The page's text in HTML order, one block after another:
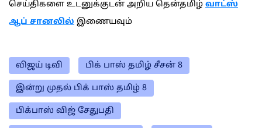
செய்திகளை உடனுக்குடன் அறிய தென்தமிழ் வாட்ஸ்
ஆப் சானலில் இணையவும்
விஜய் டிவி பிக் பாஸ் தமிழ் சீசன் 8
இன்று முதல் பிக் பாஸ் தமிழ் 8
பிக்பாஸ் விஜ் சேதுபதி